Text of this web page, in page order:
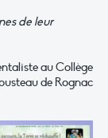
de leur
au Collège
de Rognac